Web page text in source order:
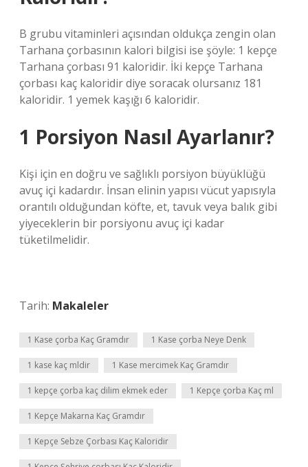
B grubu vitaminleri açısından oldukça zengin olan
Tarhana çorbasının kalori bilgisi ise şöyle: 1 kepçe
Tarhana çorbası 91 kaloridir. İki kepçe Tarhana
çorbası kaç kaloridir diye soracak olursanız 181
kaloridir. 1 yemek kaşığı 6 kaloridir.
1 Porsiyon Nasıl Ayarlanır?
Kişi için en doğru ve sağlıklı porsiyon büyüklüğü
avuç içi kadardır. İnsan elinin yapısı vücut yapısıyla
orantılı olduğundan köfte, et, tavuk veya balık gibi
yiyeceklerin bir porsiyonu avuç içi kadar
tüketilmelidir.
Tarih: Makaleler
1 Kase çorba Kaç Gramdır 1 Kase çorba Neye Denk
1 kase kaç mldir 1 Kase mercimek Kaç Gramdır
1 kepçe çorba kaç dilim ekmek eder 1 Kepçe çorba Kaç ml
1 Kepçe Makarna Kaç Gramdır
1 Kepçe Sebze Çorbası Kaç Kaloridir